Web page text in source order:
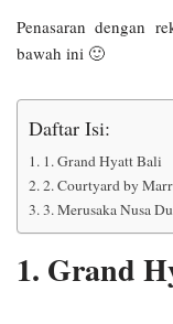
Penasaran dengan
bawah ini 🙂
Daftar Isi:
1. Grand Hyatt Bali
2. Courtyard by
3. Merusaka Nusa
1. Grand